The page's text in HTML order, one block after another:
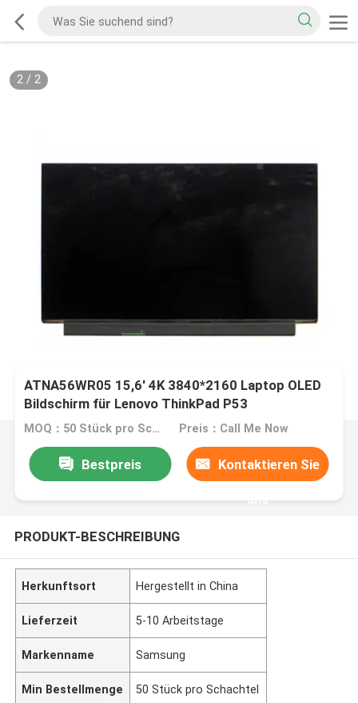
2/ 2
ATNA56WR05 15,6' 4K 3840*2160 Laptop OLED
Bildschirm für Lenovo ThinkPad P53
MOQ：50 Stück pro Schachtel Preis：Call Me Now
Bestpreis Kontaktieren Sie
uns
PRODUKT-BESCHREIBUNG
Herkunftsort Hergestellt in China
Lieferzeit 5-10 Arbeitstage
Markenname Samsung
Min Bestellmenge 50 Stück pro Schachtel